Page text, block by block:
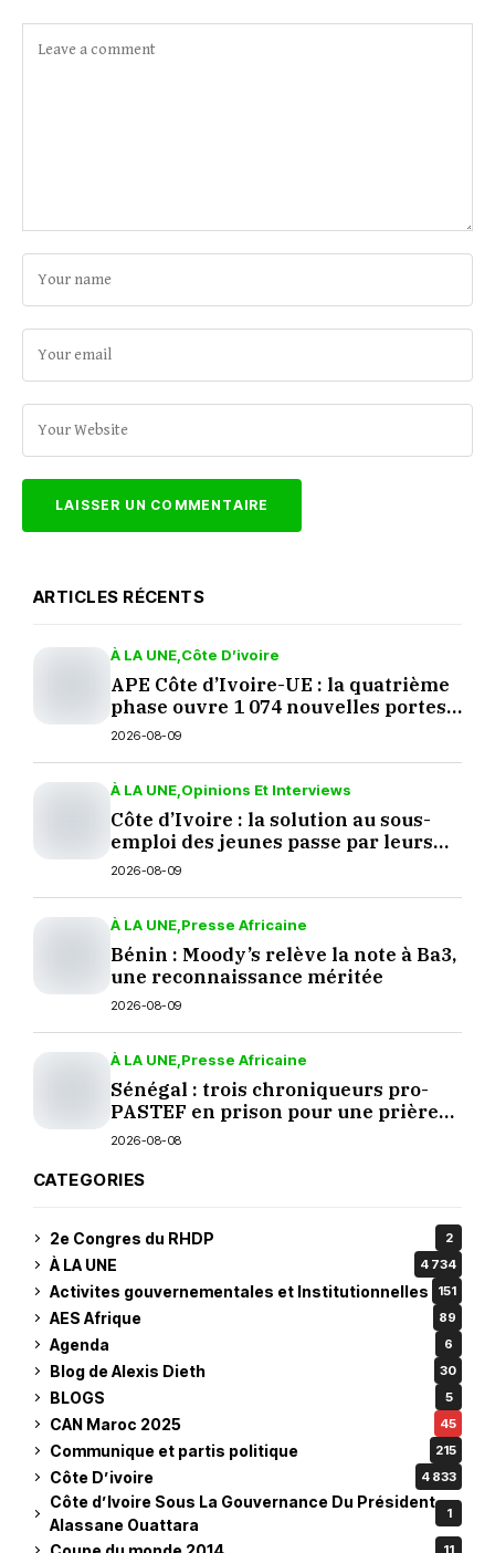
ARTICLES RÉCENTS
À LA UNE Côte D’ivoire
APE Côte d’Ivoire-UE : la quatrième
phase ouvre 1 074 nouvelles portes
aux produits européens
2026-08-09
À LA UNE Opinions Et Interviews
Côte d’Ivoire : la solution au sous-
emploi des jeunes passe par leurs
décisions
2026-08-09
À LA UNE Presse Africaine
Bénin : Moody’s relève la note à Ba3,
une reconnaissance méritée
2026-08-09
À LA UNE Presse Africaine
Sénégal : trois chroniqueurs pro-
PASTEF en prison pour une prière
sur TikTok
2026-08-08
CATEGORIES
2e Congres du RHDP 2
À LA UNE 4 734
Activites gouvernementales et Institutionnelles 151
AES Afrique 89
Agenda 6
Blog de Alexis Dieth 30
BLOGS 5
CAN Maroc 2025 45
Communique et partis politique 215
Côte D’ivoire 4 833
Côte d’Ivoire Sous La Gouvernance Du Président
Alassane Ouattara
1
11